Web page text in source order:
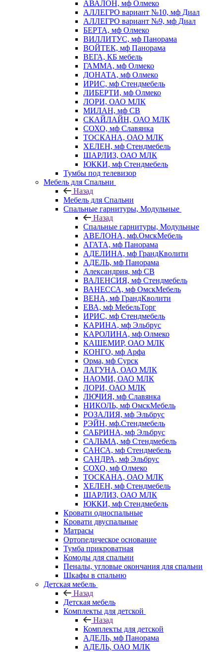
АВАЛОН, мф Олмеко
АЛЛЕГРО вариант №10, мф Диал
АЛЛЕГРО вариант №9, мф Диал
БЕРТА, мф Олмеко
ВИЛЛИТУС, мф Панорама
ВОЙТЕК, мф Панорама
ВЕГА, КБ мебель
ГАММА, мф Олмеко
ДОНАТА, мф Олмеко
ИРИС, мф Стендмебель
ЛИБЕРТИ, мф Олмеко
ЛОРИ, ОАО МЛК
МИЛАН, мф СВ
СКАЙЛАЙН, ОАО МЛК
СОХО, мф Славянка
ТОСКАНА, ОАО МЛК
ХЕЛЕН, мф Стендмебель
ШАРЛИЗ, ОАО МЛК
ЮККИ, мф Стендмебель
Тумбы под телевизор
Мебель для Спальни
Назад
Мебель для Спальни
Спальные гарнитуры, Модульные
Назад
Спальные гарнитуры, Модульные
АВЕЛОНА, мф.ОмскМебель
АГАТА, мф Панорама
АДЕЛИНА, мф ГрандКволити
АДЕЛЬ, мф Панорама
Александрия, мф СВ
ВАЛЕНСИЯ, мф Стендмебель
ВАНЕССА, мф ОмскМебель
ВЕНА, мф ГрандКволити
ЕВА, мф МебельТорг
ИРИС, мф Стендмебель
КАРИНА, мф Эльбрус
КАРОЛИНА, мф Олмеко
КАШЕМИР, ОАО МЛК
КОНГО, мф Арфа
Орма, мф Сурск
ЛАГУНА, ОАО МЛК
НАОМИ, ОАО МЛК
ЛОРИ, ОАО МЛК
ЛЮЧИЯ, мф Славянка
НИКОЛЬ, мф ОмскМебель
РОЗАЛИЯ, мф Эльбрус
РЭЙН, мф.Стендмебель
САБРИНА, мф Эльбрус
САЛЬМА, мф Стендмебель
САНСА, мф Стендмебель
САНДРА, мф Эльбрус
СОХО, мф Олмеко
ТОСКАНА, ОАО МЛК
ХЕЛЕН, мф Стендмебель
ШАРЛИЗ, ОАО МЛК
ЮККИ, мф Стендмебель
Кровати односпальные
Кровати двуспальные
Матрасы
Ортопедическое основание
Тумба прикроватная
Комоды для спальни
Пеналы, угловые окончания для спальни
Шкафы в спальню
Детская мебель
Назад
Детская мебель
Комплекты для детской
Назад
Комплекты для детской
АДЕЛЬ, мф Панорама
АДЕЛЬ, ОАО МЛК